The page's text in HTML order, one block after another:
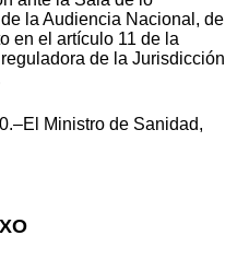
la Audiencia Nacional, de
en el artículo 11 de la
de la Jurisdicción
Ministro de Sanidad,